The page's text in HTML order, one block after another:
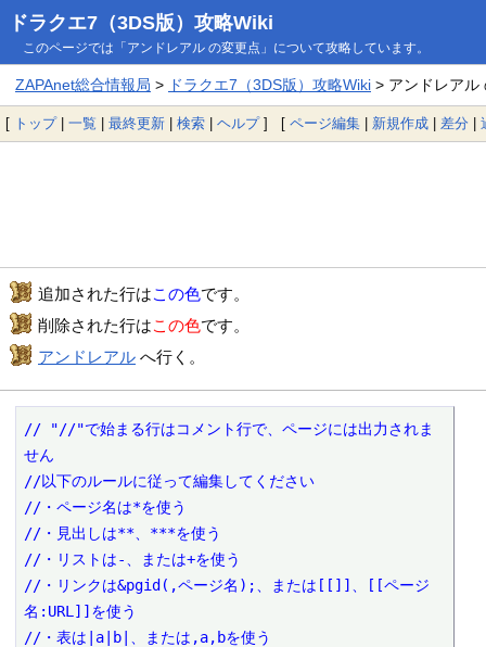
ドラクエ7（3DS版）攻略Wiki
このページでは「アンドレアル の変更点」について攻略しています。
ZAPAnet総合情報局 > ドラクエ7（3DS版）攻略Wiki> アンドレアル
[ トップ| 一覧 | 最終更新 | 検索 | ヘルプ] [ ページ編集 | 新規作成 | 差分 |
追加された行はこの色です。
削除された行はこの色です。
アンドレアル へ行く。
// "//"で始まる行はコメント行で、ページには出力されま
せん
//以下のルールに従って編集してください
//・ページ名は*を使う
//・見出しは**、***を使う
//・リストは-、または+を使う
//・リンクは&pgid(,ページ名);、または[[]]、[[ページ
名:URL]]を使う
//・表は|a|b|、または,a,bを使う